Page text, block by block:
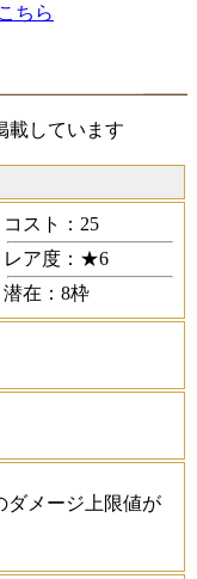
ちら
載しています
コスト：25
レア度：★6
潜在：8枠
ダメージ上限値が